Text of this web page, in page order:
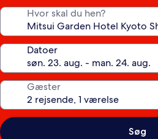
Hvor skal du hen?
Datoer
Gæster
Søg